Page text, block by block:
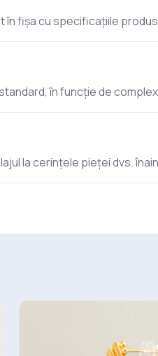
în fișa cu specificațiile
în funcție de
la cerințele pieței dvs.